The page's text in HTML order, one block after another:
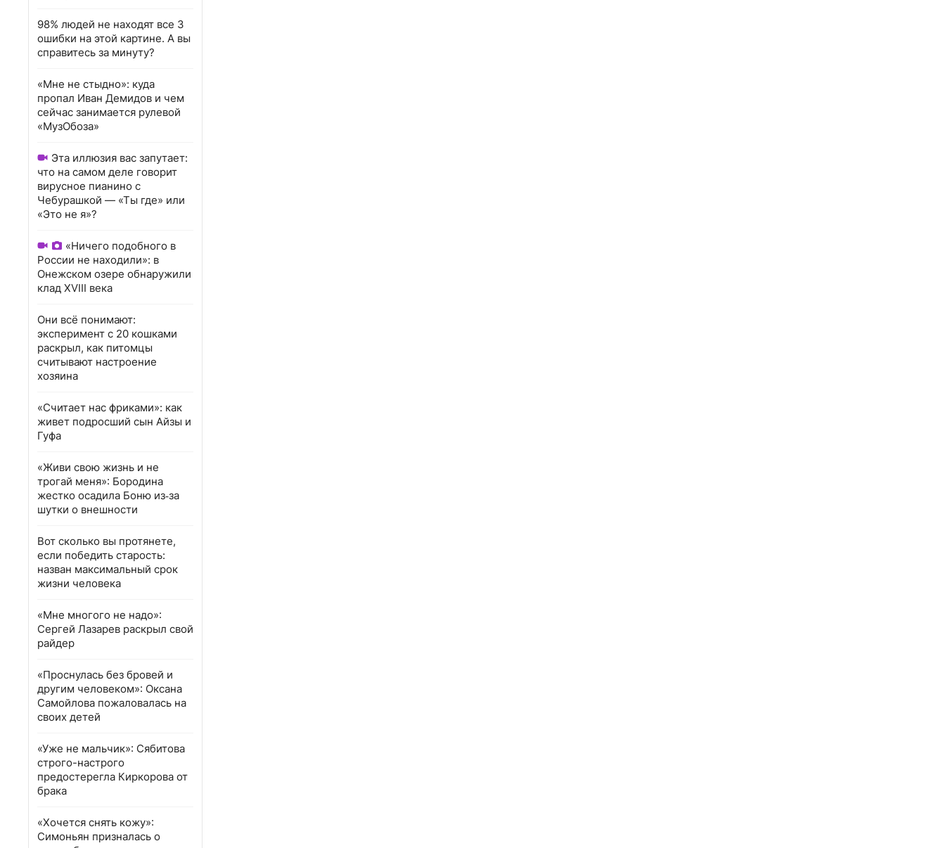
98% людей не находят все 3
ошибки на этой картине. А вы
справитесь за минуту?
«Мне не стыдно»: куда
пропал Иван Демидов и чем
сейчас занимается рулевой
«МузОбоза»
Эта иллюзия вас запутает:
что на самом деле говорит
вирусное пианино с
Чебурашкой — «Ты где» или
«Это не я»?
«Ничего подобного в
России не находили»: в
Онежском озере обнаружили
клад XVIII века
Они всё понимают:
эксперимент с 20 кошками
раскрыл, как питомцы
считывают настроение
хозяина
«Считает нас фриками»: как
живет подросший сын Айзы и
Гуфа
«Живи свою жизнь и не
трогай меня»: Бородина
жестко осадила Боню из‑за
шутки о внешности
Вот сколько вы протянете,
если победить старость:
назван максимальный срок
жизни человека
«Мне многого не надо»:
Сергей Лазарев раскрыл свой
райдер
«Проснулась без бровей и
другим человеком»: Оксана
Самойлова пожаловалась на
своих детей
«Уже не мальчик»: Сябитова
строго-настрого
предостерегла Киркорова от
брака
«Хочется снять кожу»:
Симоньян призналась о